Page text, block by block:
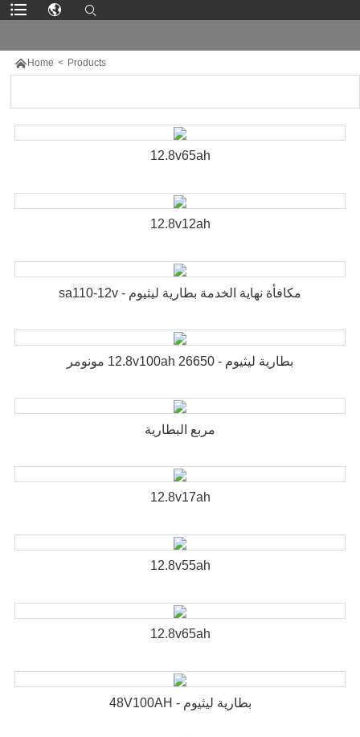
 Home > Products
12.8v65ah
12.8v12ah
مكافأة نهاية الخدمة بطارية ليثيوم - sa110-12v
بطارية ليثيوم - 12.8v100ah 26650 مونومر
مربع البطارية
12.8v17ah
12.8v55ah
12.8v65ah
بطارية ليثيوم - 48V100AH